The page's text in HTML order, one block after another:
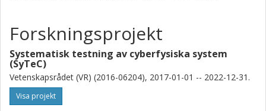
Forskningsprojekt
Systematisk testning av cyberfysiska system
(SyTeC)
Vetenskapsrådet (VR) (2016-06204), 2017-01-01 -- 2022-12-31.
Visa projekt